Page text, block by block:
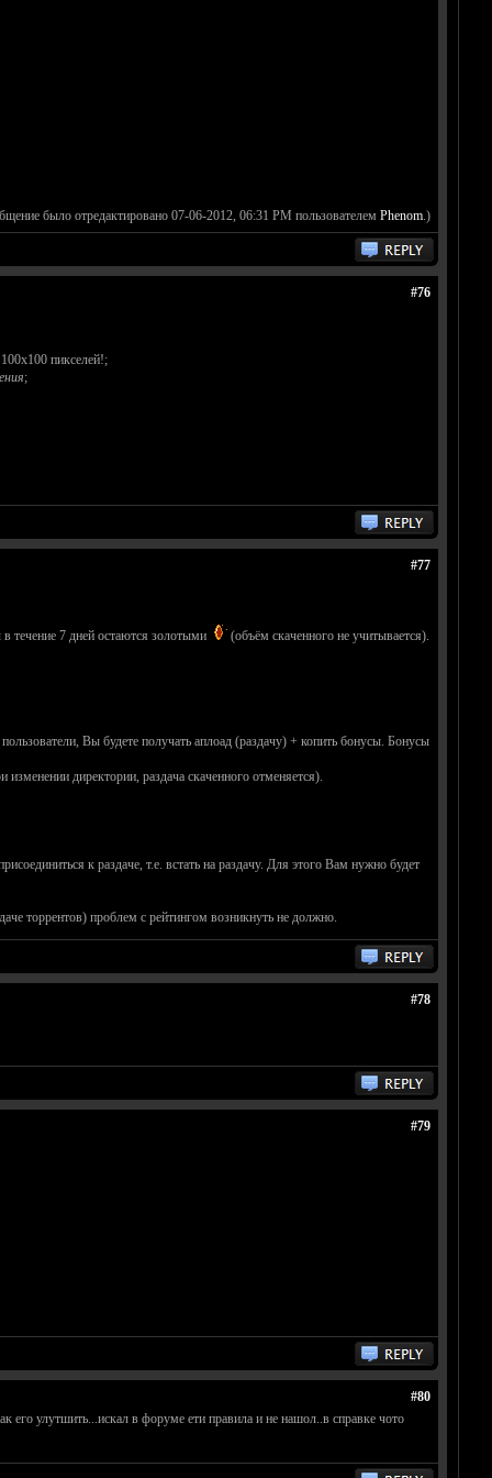
было отредактировано 07-06-2012, 06:31 PM пользователем Phenom.)
#76
пикселей!;
;
#77
течение 7 дней остаются золотыми (объём скаченного не учитывается).
Вы будете получать аплоад (раздачу) + копить бонусы. Бонусы
директории, раздача скаченного отменяется).
к раздаче, т.е. встать на раздачу. Для этого Вам нужно будет
торрентов) проблем с рейтингом возникнуть не должно.
#78
#79
#80
его улутшить...искал в форуме ети правила и не нашол..в справке чото